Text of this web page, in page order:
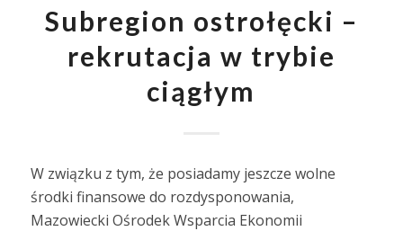
Subregion ostrołęcki –
rekrutacja w trybie
ciągłym
W związku z tym, że posiadamy jeszcze wolne
środki finansowe do rozdysponowania,
Mazowiecki Ośrodek Wsparcia Ekonomii